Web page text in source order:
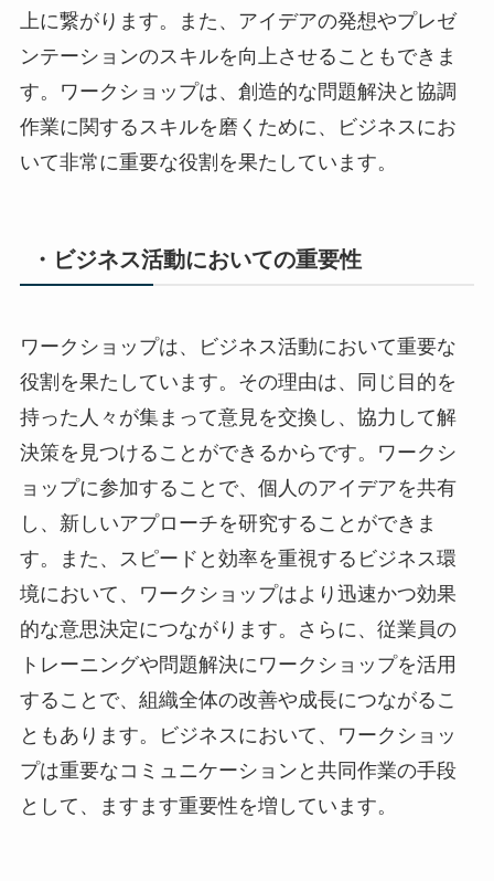
上に繋がります。また、アイデアの発想やプレゼ
ンテーションのスキルを向上させることもできま
す。ワークショップは、創造的な問題解決と協調
作業に関するスキルを磨くために、ビジネスにお
いて非常に重要な役割を果たしています。
・ビジネス活動においての重要性
ワークショップは、ビジネス活動において重要な
役割を果たしています。その理由は、同じ目的を
持った人々が集まって意見を交換し、協力して解
決策を見つけることができるからです。ワークシ
ョップに参加することで、個人のアイデアを共有
し、新しいアプローチを研究することができま
す。また、スピードと効率を重視するビジネス環
境において、ワークショップはより迅速かつ効果
的な意思決定につながります。さらに、従業員の
トレーニングや問題解決にワークショップを活用
することで、組織全体の改善や成長につながるこ
ともあります。ビジネスにおいて、ワークショッ
プは重要なコミュニケーションと共同作業の手段
として、ますます重要性を増しています。